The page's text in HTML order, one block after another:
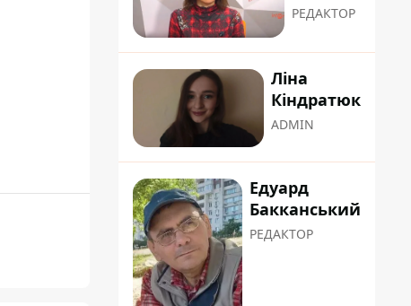
РЕДАКТОР
Ліна
Кіндратюк
ADMIN
Едуард
Бакканський
РЕДАКТОР